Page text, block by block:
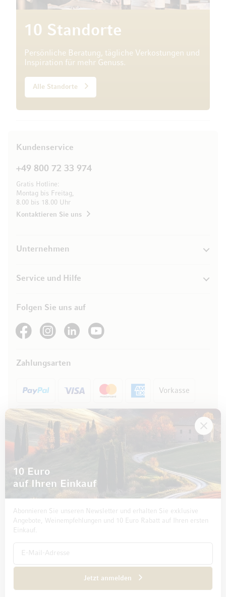
10 Standorte
Persönliche Beratung, tägliche Verkostungen und
Inspiration für mehr Genuss.
Alle Standorte
Kundenservice
+49 800 72 33 974
Gratis Hotline:
Montag bis Freitag,
8.00 bis 18.00 Uhr
Kontaktieren Sie uns
Unternehmen
Service und Hilfe
Folgen Sie uns auf
See our FacebookSee our Instagram account
See our LinkedInSee our YouTube channel
Zahlungsarten
Vorkasse
Rechnung
Datenschutz und Disclaimer
10 Euro
auf Ihren Einkauf
Abonnieren Sie unseren Newsletter und erhalten Sie exklusive
Angebote, Weinempfehlungen und 10 Euro Rabatt auf Ihren ersten
Einkauf.
Jetzt anmelden